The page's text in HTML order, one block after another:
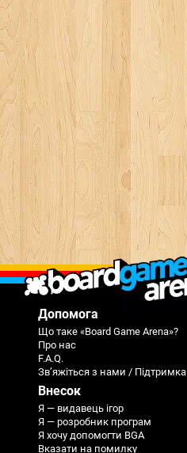
Допомога
Що таке «Board Game Arena»?
Про нас
F.A.Q.
Зв’яжіться з нами / Підтримка
Внесок
Я — видавець ігор
Я — розробник програм
Я хочу допомогти BGA
Вказати на помилку